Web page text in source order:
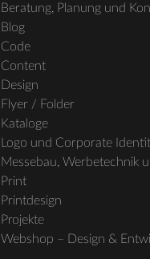
Beratung, Planung und
Blog
Code
Content
Design
Flyer / Folder
Kataloge
Logo und Corporate
Messebau, Werbetechnik
Print
Printdesign
Projekte
Webshop – Design &